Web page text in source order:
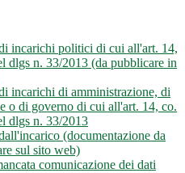
incarichi politici di cui all'art. 14,
dlgs n. 33/2013 (da pubblicare in
incarichi di amministrazione, di
o di governo di cui all'art. 14, co.
dlgs n. 33/2013
(documentazione da
sul sito web)
comunicazione dei dati